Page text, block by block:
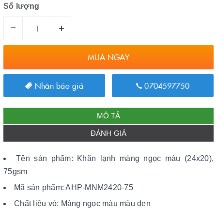
Số lượng
– +
MUA NGAY
Nhận báo giá 0704597750
MÔ TẢ
ĐÁNH GIÁ
Tên sản phẩm: Khăn lạnh màng ngọc màu (24x20),
75gsm
Mã sản phẩm: AHP-MNM2420-75
Chất liệu vỏ: Màng ngọc màu màu đen